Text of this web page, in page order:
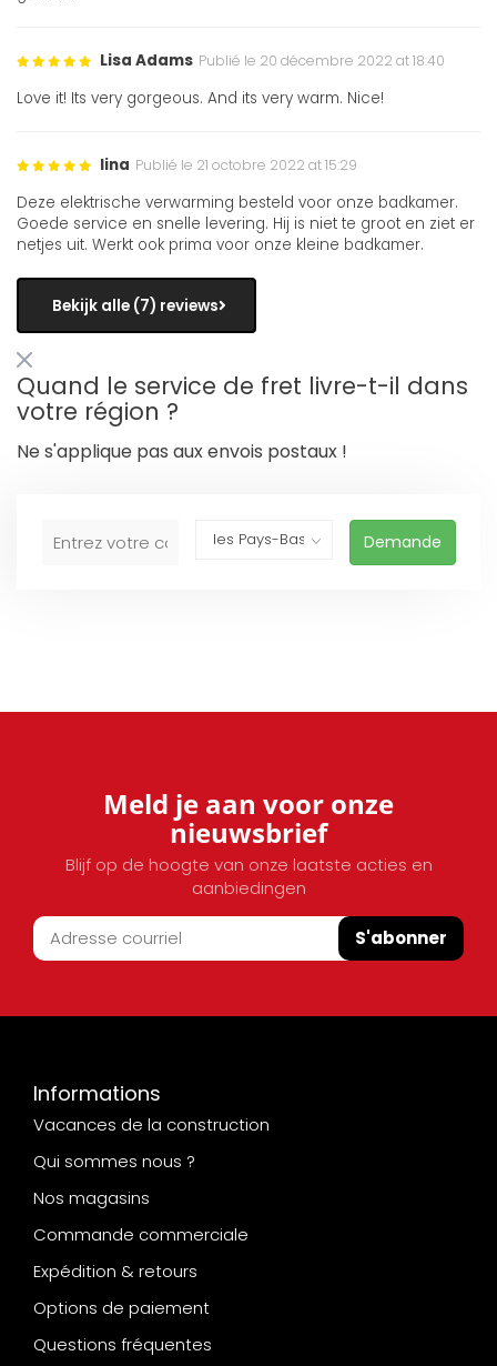
Lisa Adams Publié le 20 décembre 2022 at 18:40
Love it! Its very gorgeous. And its very warm. Nice!
lina Publié le 21 octobre 2022 at 15:29
Deze elektrische verwarming besteld voor onze badkamer.
Goede service en snelle levering. Hij is niet te groot en ziet er
netjes uit. Werkt ook prima voor onze kleine badkamer.
Bekijk alle (7) reviews
Quand le service de fret livre-t-il dans
votre région ?
Ne s'applique pas aux envois postaux !
Demande
Meld je aan voor onze
nieuwsbrief
Blijf op de hoogte van onze laatste acties en
aanbiedingen
S'abonner
Informations
Vacances de la construction
Qui sommes nous ?
Nos magasins
Commande commerciale
Expédition & retours
Options de paiement
Questions fréquentes